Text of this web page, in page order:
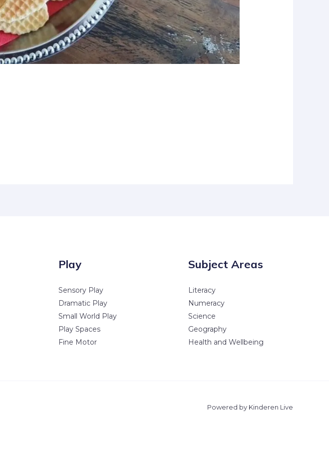
Play
Sensory Play
Dramatic Play
Small World Play
Play Spaces
Fine Motor
Subject Areas
Literacy
Numeracy
Science
Geography
Health and Wellbeing
Powered by Kinderen Live